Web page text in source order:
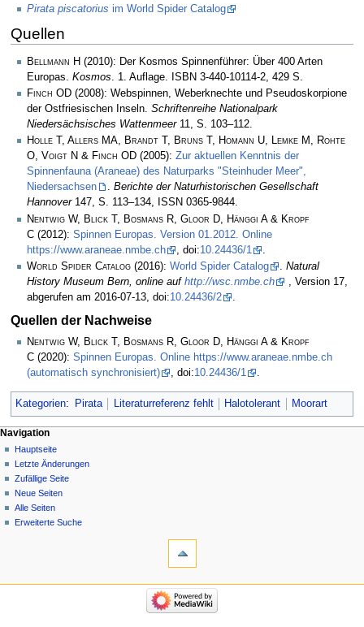
Pirata piscatorius im World Spider Catalog
Quellen
Bellmann H (2010): Der Kosmos Spinnenführer: Über 400 Arten
Europas. Kosmos . 1. Auflage. ISBN 3-440-10114-2, 429 S.
Finch OD (2008): Webspinnen, Weberknechte und Pseudoskorpione
der Ostfriesischen Inseln. Schriftenreihe Nationalpark
Niedersächsisches Wattenmeer11, S. 103–112.
Holle T, Allers MA, Brandt T, Bruns T, Homann U, Lemke M, Rohte
O, Voigt N & Finch OD (2005): Zur aktuellen Kenntnis der
Spinnenfauna (Araneae) des Naturparks "Steinhuder Meer",
Niedersachsen
. Berichte der Naturhistorischen Gesellschaft
Hannover147, S. 113–134, ISSN 0365-9844.
Nentwig W, Blick T, Bosmans R, Gloor D, Hänggi A & Kropf
C (2012): Spinnen Europas. Version 01.2012. Online
https://www.araneae.nmbe.ch
, doi:10.24436/1
World Spider Catalog (2016): World Spider Catalog . Natural
History Museum Bern, online auf http://wsc.nmbe.ch
, Version 17,
abgerufen am 2016-07-13, doi:10.24436/2 .
Quellen der Nachweise
Nentwig W, Blick T, Bosmans R, Gloor D, Hänggi A & Kropf
C (2020): Spinnen Europas. Online https://www.araneae.nmbe.ch
(automatisch synchronisiert)
, doi:10.24436/1 .
Kategorien: Pirata Literaturreferenz fehlt Halotolerant Moorart
Navigation
Hauptseite
Letzte Änderungen
Zufällige Seite
Neue Seiten
Alle Seiten
Erweiterte Suche